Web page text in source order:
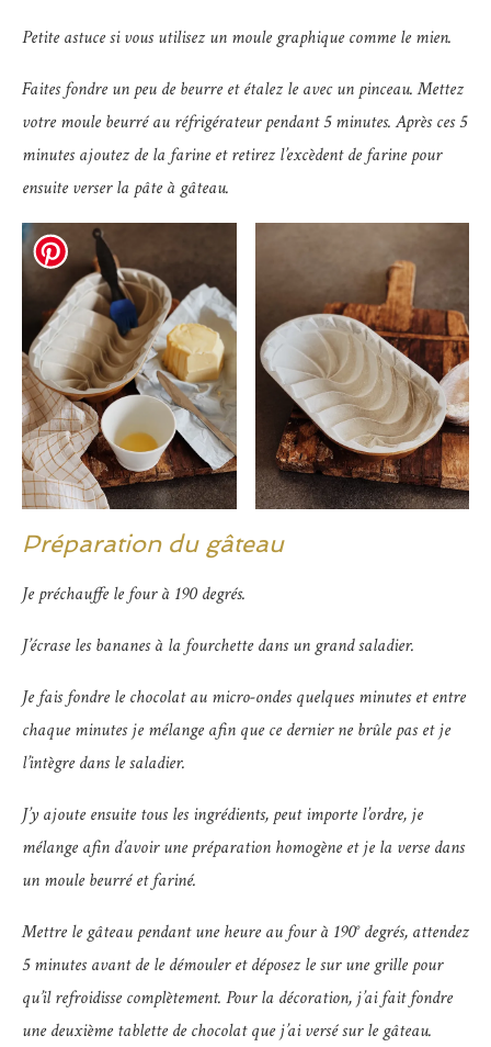
Petite astuce si vous utilisez un moule graphique comme le mien.
Faites fondre un peu de beurre et étalez le avec un pinceau. Mettez
votre moule beurré au réfrigérateur pendant 5 minutes. Après ces 5
minutes ajoutez de la farine et retirez l’excèdent de farine pour
ensuite verser la pâte à gâteau.
Préparation du gâteau
Je préchauffe le four à 190 degrés.
J’écrase les bananes à la fourchette dans un grand saladier.
Je fais fondre le chocolat au micro-ondes quelques minutes et entre
chaque minutes je mélange afin que ce dernier ne brûle pas et je
l’intègre dans le saladier.
J’y ajoute ensuite tous les ingrédients, peut importe l’ordre, je
mélange afin d’avoir une préparation homogène et je la verse dans
un moule beurré et fariné.
Mettre le gâteau pendant une heure au four à 190° degrés, attendez
5 minutes avant de le démouler et déposez le sur une grille pour
qu’il refroidisse complètement. Pour la décoration, j’ai fait fondre
une deuxième tablette de chocolat que j’ai versé sur le gâteau.